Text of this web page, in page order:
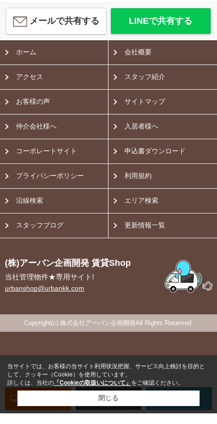
メールで共有する LINEで共有する
お問い合わせ
ホーム 会社概要
アクセス スタッフ紹介
お客様の声 サイトマップ
仲介会社様へ 入居者様へ
コーポレートサイト 申込書ダウンロード
プライバシーポリシー 利用規約
沿線検索 エリア検索
スタッフブログ 更新情報一覧
(株)アーバン企画開発 賃貸Shop
当社管理物件★専用サイト!
urbanshop@urbankk.com
Copyright(c) 株式会社アーバン企画開発All Rights Reserved.
当サイトでは、お客様の当サイト利用状況把握、サービス向上検討を目的と
して、クッキー（Cookie）を使用しています。
詳しくは、当社の 「Cookieの取扱いについて」 をご確認ください。
閉じる